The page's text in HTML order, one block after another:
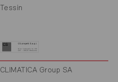
Tessin
CLIMATICA Group SA